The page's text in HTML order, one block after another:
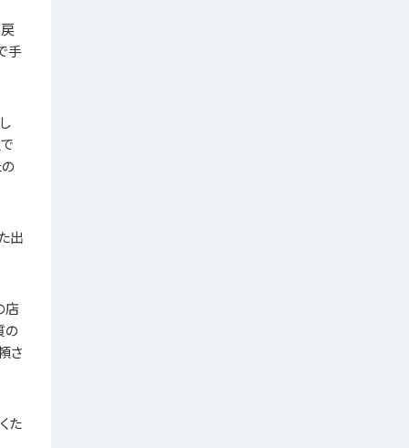
手
出
店
の
さ
た